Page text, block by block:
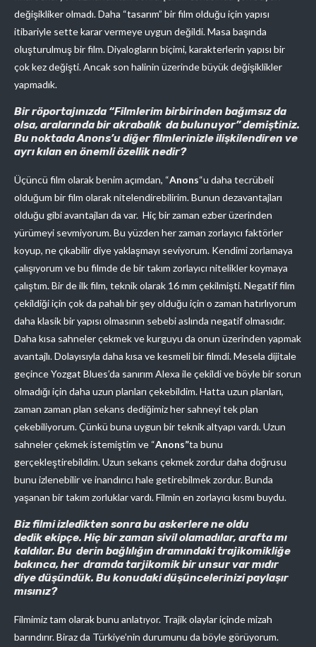
değişikliker olmadı. Daha “tasarım” bir film olduğu için yapısı
itibariyle sette karar vermeye uygun değildi. Masa başında
oluşturulmuş bir film. Diyalogların biçimi, karakterlerin yapısı bir
çok kez değişti. Ancak son halinin üzerinde büyük değişiklikler
yapmadık.
Bir röportajınızda “Filmlerim birbirinden bağımsız da
olsa, aralarında bir akrabalık da bulunuyor” demiştiniz.
Bu noktada Anons’u diğer filmlerinizle ilişkilendiren ve
ayrı kılan en önemli özellik nedir?
Üçüncü film olarak benim açımdan, “Anons“u daha tecrübeli
olduğum bir film olarak nitelendirebilirim. Bunun dezavantajları
olduğu gibi avantajları da var. Hiç bir zaman ezber üzerinden
yürümeyi sevmiyorum. Bu yüzden her zaman zorlayıcı faktörler
koyup, ne çıkabilir diye yaklaşmayı seviyorum. Kendimi zorlamaya
çalışıyorum ve bu filmde de bir takım zorlayıcı nitelikler koymaya
çalıştım. Bir de ilk film, teknik olarak 16 mm çekilmişti. Negatif film
çekildiği için çok da pahalı bir şey olduğu için o zaman hatırlıyorum
daha klasik bir yapısı olmasının sebebi aslında negatif olmasıdır.
Daha kısa sahneler çekmek ve kurguyu da onun üzerinden yapmak
avantajlı. Dolayısıyla daha kısa ve kesmeli bir filmdi. Mesela dijitale
geçince Yozgat Blues’da sanırım Alexa ile çekildi ve böyle bir sorun
olmadığı için daha uzun planları çekebildim. Hatta uzun planları,
zaman zaman plan sekans dediğimiz her sahneyi tek plan
çekebiliyorum. Çünkü buna uygun bir teknik altyapı vardı. Uzun
sahneler çekmek istemiştim ve “Anons”ta bunu
gerçekleştirebildim. Uzun sekans çekmek zordur daha doğrusu
bunu izlenebilir ve inandırıcı hale getirebilmek zordur. Bunda
yaşanan bir takım zorluklar vardı. Filmin en zorlayıcı kısmı buydu.
Biz filmi izledikten sonra bu askerlere ne oldu
dedik ekipçe. Hiç bir zaman sivil olamadılar, arafta mı
kaldılar. Bu derin bağlılığın dramındaki trajikomikliğe
bakınca, her dramda tarjikomik bir unsur var mıdır
diye düşündük. Bu konudaki düşüncelerinizi paylaşır
mısınız?
Filmimiz tam olarak bunu anlatıyor. Trajik olaylar içinde mizah
barındırır. Biraz da Türkiye’nin durumunu da böyle görüyorum.